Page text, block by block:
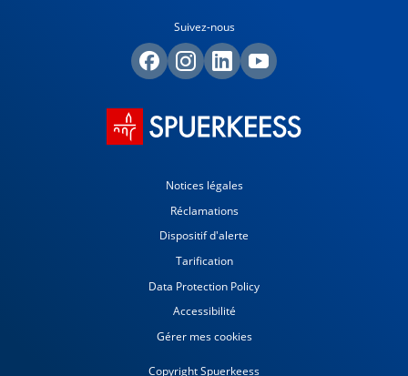
Suivez-nous
Notices légales
Réclamations
Dispositif d'alerte
Tarification
Data Protection Policy
Accessibilité
Gérer mes cookies
Copyright Spuerkeess